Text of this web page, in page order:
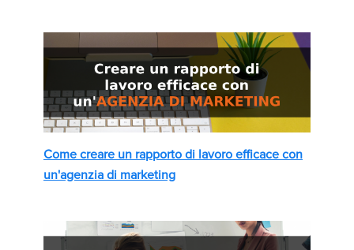
Come creare un rapporto di lavoro efficace con
un'agenzia di marketing